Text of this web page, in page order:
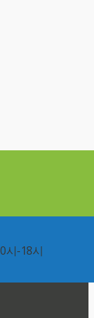
시-18시